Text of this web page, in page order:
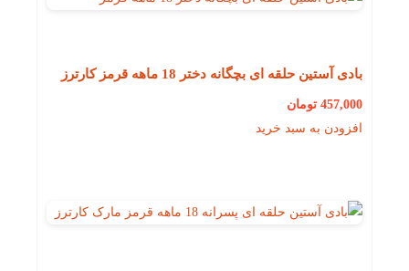
بادی آستین حلقه ای بچگانه دختر 18 ماهه قرمز کارترز
457,000 تومان
افزودن به سبد خرید